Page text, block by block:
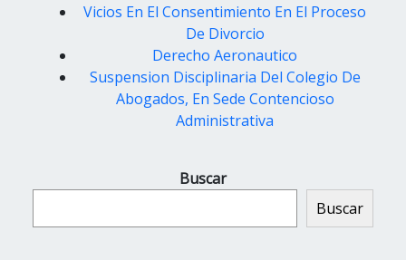
Vicios En El Consentimiento En El Proceso
De Divorcio
Derecho Aeronautico
Suspension Disciplinaria Del Colegio De
Abogados, En Sede Contencioso
Administrativa
Buscar
Buscar